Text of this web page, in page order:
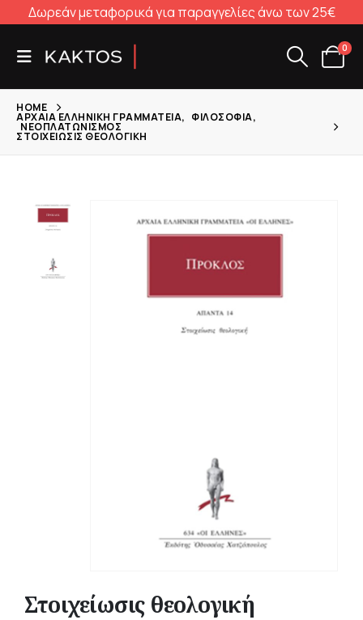
Δωρεάν μεταφορικά για παραγγελίες άνω των 25€
0
HOME
ΑΡΧΑΊΑ ΕΛΛΗΝΙΚΉ ΓΡΑΜΜΑΤΕΊΑ, ΦΙΛΟΣΟΦΊΑ,
ΝΕΟΠΛΑΤΩΝΙΣΜΌΣ
ΣΤΟΙΧΕΊΩΣΙΣ ΘΕΟΛΟΓΙΚΉ
Στοιχείωσις θεολογική